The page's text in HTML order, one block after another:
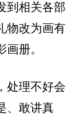
到相关各部
物改为画有
册。
处理不好会
、敢讲真